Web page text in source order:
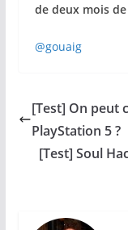
de deux mois
@gouaig
[Test] On peut
PlayStation 5 ?
[Test] Soul